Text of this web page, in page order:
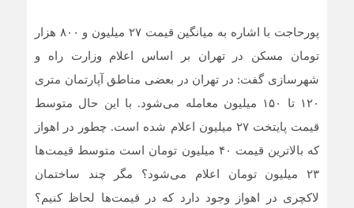
پورحاجت با اشاره به میانگین قیمت ۲۷ میلیون و ۸۰۰ هزار
تومان مسکن در تهران بر اساس اعلام وزارت راه و
شهرسازی گفت: در تهران در بعضی مناطق آپارتمان متری
۱۲۰ تا ۱۵۰ میلیون معامله می‌شود. با این حال متوسط
قیمت پایتخت ۲۷ میلیون اعلام شده است. چطور در اهواز
که بالاترین قیمت ۴۰ میلیون تومان است متوسط قیمت‌ها
۲۳ میلیون تومان اعلام می‌شود؟ مگر چند ساختمان
لاکچری در اهواز وجود دارد که در قیمت‌ها لحاظ کنیم؟